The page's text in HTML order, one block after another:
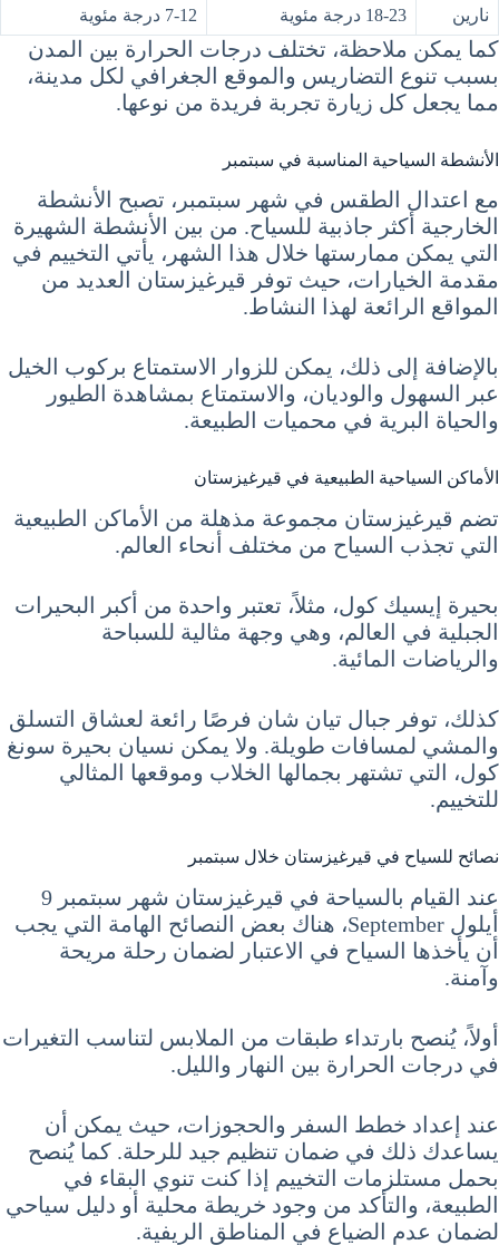
نارين 18-23 درجة مئوية 7-12 درجة مئوية
كما يمكن ملاحظة، تختلف درجات الحرارة بين المدن
بسبب تنوع التضاريس والموقع الجغرافي لكل مدينة،
مما يجعل كل زيارة تجربة فريدة من نوعها.
الأنشطة السياحية المناسبة في سبتمبر
مع اعتدال الطقس في شهر سبتمبر، تصبح الأنشطة
الخارجية أكثر جاذبية للسياح. من بين الأنشطة الشهيرة
التي يمكن ممارستها خلال هذا الشهر، يأتي التخييم في
مقدمة الخيارات، حيث توفر قيرغيزستان العديد من
المواقع الرائعة لهذا النشاط.
بالإضافة إلى ذلك، يمكن للزوار الاستمتاع بركوب الخيل
عبر السهول والوديان، والاستمتاع بمشاهدة الطيور
والحياة البرية في محميات الطبيعة.
الأماكن السياحية الطبيعية في قيرغيزستان
تضم قيرغيزستان مجموعة مذهلة من الأماكن الطبيعية
التي تجذب السياح من مختلف أنحاء العالم.
بحيرة إيسيك كول، مثلاً، تعتبر واحدة من أكبر البحيرات
الجبلية في العالم، وهي وجهة مثالية للسباحة
والرياضات المائية.
كذلك، توفر جبال تيان شان فرصًا رائعة لعشاق التسلق
والمشي لمسافات طويلة. ولا يمكن نسيان بحيرة سونغ
كول، التي تشتهر بجمالها الخلاب وموقعها المثالي
للتخييم.
نصائح للسياح في قيرغيزستان خلال سبتمبر
عند القيام بالسياحة في قيرغيزستان شهر سبتمبر 9
أيلول September، هناك بعض النصائح الهامة التي يجب
أن يأخذها السياح في الاعتبار لضمان رحلة مريحة
وآمنة.
أولاً، يُنصح بارتداء طبقات من الملابس لتناسب التغيرات
في درجات الحرارة بين النهار والليل.
عند إعداد خطط السفر والحجوزات، حيث يمكن أن
يساعدك ذلك في ضمان تنظيم جيد للرحلة. كما يُنصح
بحمل مستلزمات التخييم إذا كنت تنوي البقاء في
الطبيعة، والتأكد من وجود خريطة محلية أو دليل سياحي
لضمان عدم الضياع في المناطق الريفية.